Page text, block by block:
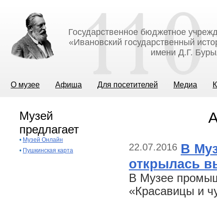
Государственное бюджетное
«Ивановский государственный
имени Д.Г.
О музее Афиша Для посетителей Медиа
Музей
предлагает
• Музей Онлайн
• Пушкинская карта 22.07.2016 В
открылась
В Музее
«Красавицы и